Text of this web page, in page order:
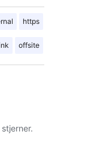
https
offsite